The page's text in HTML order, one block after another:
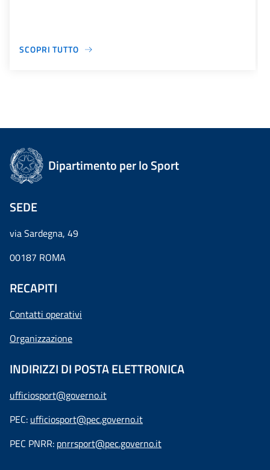
SCOPRI TUTTO
Dipartimento per lo Sport
SEDE
via Sardegna, 49
00187 ROMA
RECAPITI
Contatti operativi
Organizzazione
INDIRIZZI DI POSTA ELETTRONICA
ufficiosport@governo.it
PEC: ufficiosport@pec.governo.it
PEC PNRR: pnrrsport@pec.governo.it